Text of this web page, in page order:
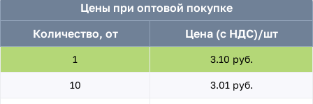
Цены при оптовой покупке
Количество, от
Цена (с НДС)/шт
1 3.10 руб.
10 3.01 руб.